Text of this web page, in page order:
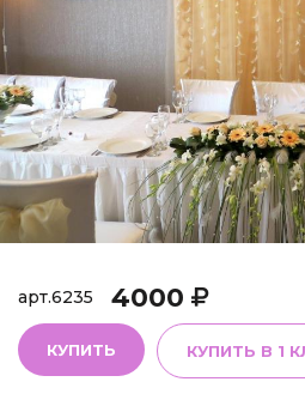
арт.6235 4000
КУПИТЬ КУПИТЬ В 1